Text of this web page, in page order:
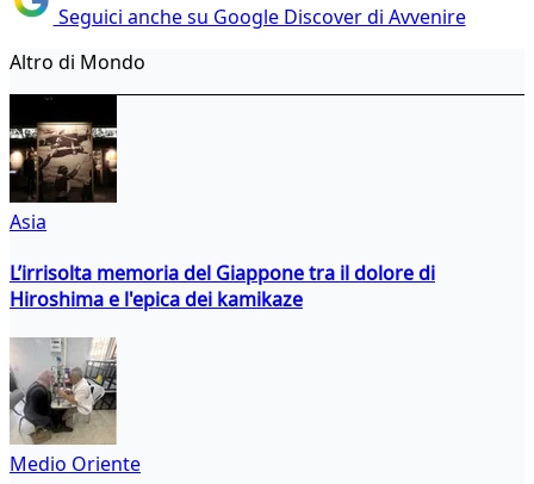
Seguici anche su Google Discover di Avvenire
Altro di Mondo
Asia
L’irrisolta memoria del Giappone tra il dolore di
Hiroshima e l'epica dei kamikaze
Medio Oriente